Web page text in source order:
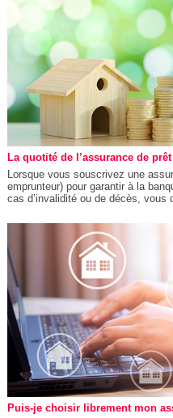
La quotité de l’assurance de
Lorsque vous souscrivez une
emprunteur) pour garantir à la
cas d’invalidité ou de décès, vous
Puis-je choisir librement mon